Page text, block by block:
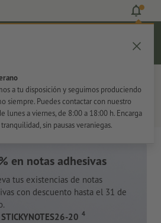
a tu disposición y seguimos produciendo
siempre. Puedes contactar con nuestro
lunes a viernes, de 8:00 a 18:00 h. Encarga
sin pausas veraniegas.
Cesta
en notas adhesivas
tus existencias de notas
con descuento hasta el 31 de
20 4